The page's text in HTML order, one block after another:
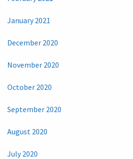
January 2021
December 2020
November 2020
October 2020
September 2020
August 2020
July 2020